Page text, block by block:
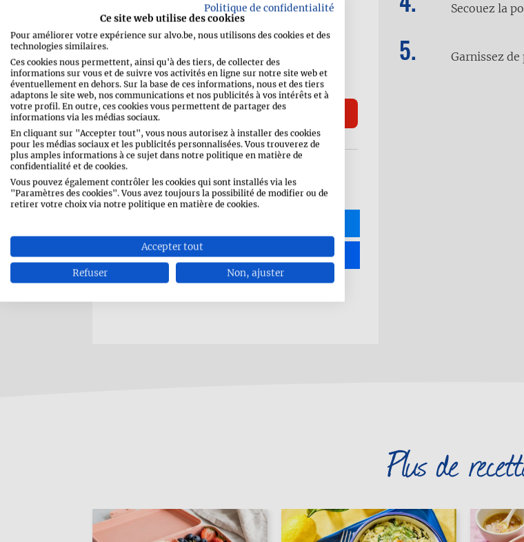
1 verre
de vermouth blanc (Martini)
1 bouquetde persil plat (haché
sel et poivre
IMPRIMER LA RECETTE
WHATSAPP EMAIL
PIN
Secouez la
Garnissez
Plus de
Politique de confidentialité
Ce site web utilise des cookies
Pour améliorer votre expérience sur alvo.be, nous utilisons des cookies et des
technologies similaires.
Ces cookies nous permettent, ainsi qu'à des tiers, de collecter des
informations sur vous et de suivre vos activités en ligne sur notre site web et
éventuellement en dehors. Sur la base de ces informations, nous et des tiers
adaptons le site web, nos communications et nos publicités à vos intérêts et à
votre profil. En outre, ces cookies vous permettent de partager des
informations via les médias sociaux.
En cliquant sur "Accepter tout", vous nous autorisez à installer des cookies
pour les médias sociaux et les publicités personnalisées. Vous trouverez de
plus amples informations à ce sujet dans notre politique en matière de
confidentialité et de cookies.
Vous pouvez également contrôler les cookies qui sont installés via les
"Paramètres des cookies". Vous avez toujours la possibilité de modifier ou de
retirer votre choix via notre politique en matière de cookies.
Accepter tout
Refuser Non, ajuster